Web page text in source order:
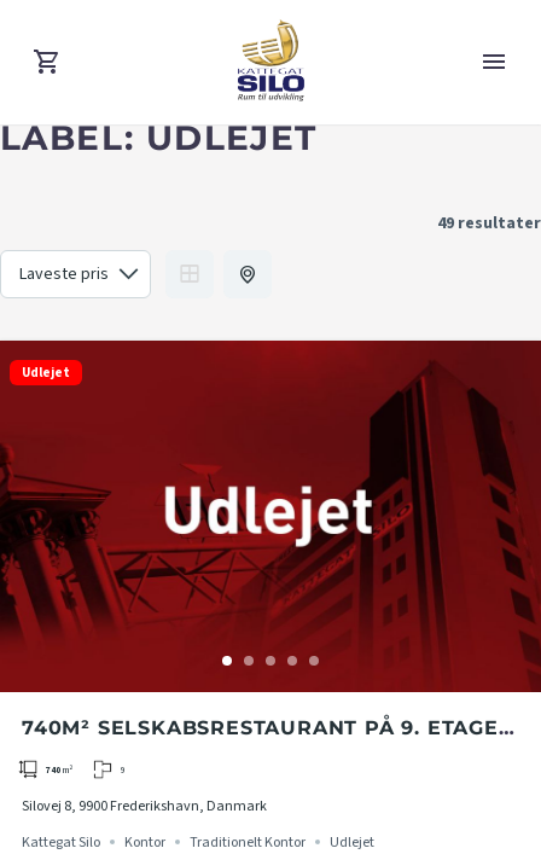
LABEL: UDLEJET
49 resultater
Udlejet
740M² SELSKABSRESTAURANT PÅ 9. ETAGE I
KATTEGAT SILO I FREDERIKSHAVN
740 m² 9
Silovej 8, 9900 Frederikshavn, Danmark
Kattegat Silo
Kontor Traditionelt Kontor Udlejet